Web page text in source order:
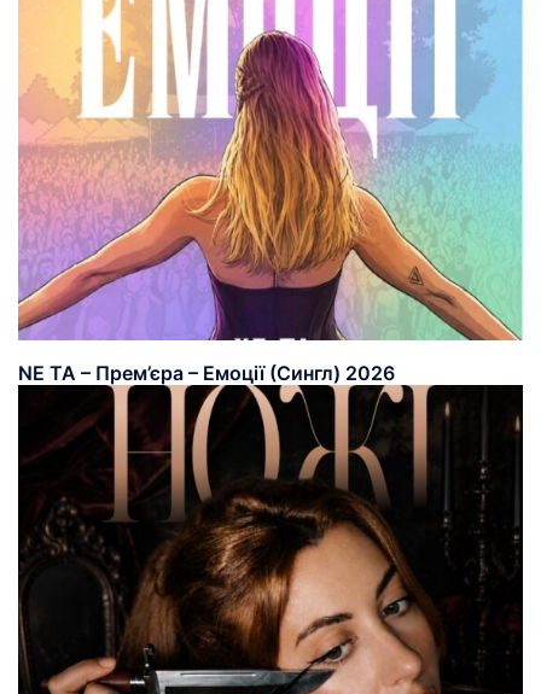
NE TA – Прем’єра – Емоції (Сингл) 2026